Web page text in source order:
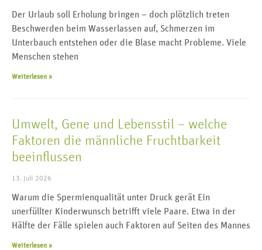
Der Urlaub soll Erholung bringen – doch plötzlich treten
Beschwerden beim Wasserlassen auf, Schmerzen im
Unterbauch entstehen oder die Blase macht Probleme. Viele
Menschen stehen
Weiterlesen »
Umwelt, Gene und Lebensstil – welche
Faktoren die männliche Fruchtbarkeit
beeinflussen
13. Juli 2026
Warum die Spermienqualität unter Druck gerät Ein
unerfüllter Kinderwunsch betrifft viele Paare. Etwa in der
Hälfte der Fälle spielen auch Faktoren auf Seiten des Mannes
Weiterlesen »